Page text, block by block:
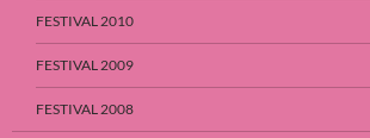
FESTIVAL 2010
FESTIVAL 2009
FESTIVAL 2008